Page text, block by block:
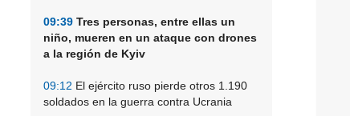
09:39 Tres personas, entre ellas un
niño, mueren en un ataque con drones
a la región de Kyiv
09:12 El ejército ruso pierde otros 1.190
soldados en la guerra contra Ucrania